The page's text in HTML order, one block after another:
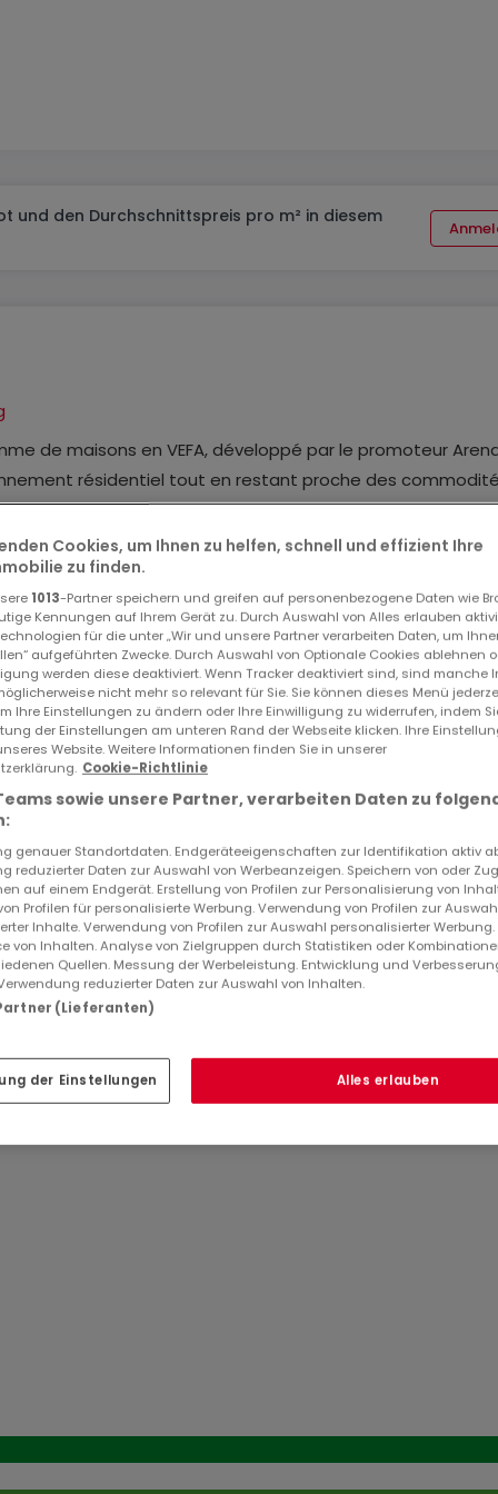
und den Durchschnittspreis pro m² in diesem
de maisons en VEFA, développé par le promoteur
résidentiel tout en restant proche des
2
[1] emplacements extérieurs
: plans, cahier des charges, notice descriptive,
avec de beaux volumes :
de faisabilité technique et administrative.)
Cookies, um Ihnen zu helfen, schnell und effizient Ihre
zu finden.
1013-Partner speichern und greifen auf personenbezogene Daten wie
Kennungen auf Ihrem Gerät zu. Durch Auswahl von Alles erlauben
für die unter „Wir und unsere Partner verarbeiten Daten, um
aufgeführten Zwecke. Durch Auswahl von Optionale Cookies ablehnen
werden diese deaktiviert. Wenn Tracker deaktiviert sind, sind manche
nicht mehr so relevant für Sie. Sie können dieses Menü
Ihre Einstellungen zu ändern oder Ihre Einwilligung zu widerrufen, indem
der Einstellungen am unteren Rand der Webseite klicken. Ihre
Website. Weitere Informationen finden Sie in unserer
Cookie-Richtlinie
sowie unsere Partner, verarbeiten Daten zu
genauer Standortdaten. Endgeräteeigenschaften zur Identifikation aktiv
reduzierter Daten zur Auswahl von Werbeanzeigen. Speichern von oder
auf einem Endgerät. Erstellung von Profilen zur Personalisierung von
Profilen für personalisierte Werbung. Verwendung von Profilen zur
Inhalte. Verwendung von Profilen zur Auswahl personalisierter
von Inhalten. Analyse von Zielgruppen durch Statistiken oder
Quellen. Messung der Werbeleistung. Entwicklung und
reduzierter Daten zur Auswahl von Inhalten.
(Lieferanten)
der Einstellungen Alles erlauben